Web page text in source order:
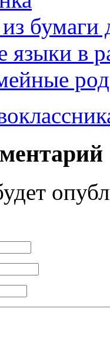
бумаги
в